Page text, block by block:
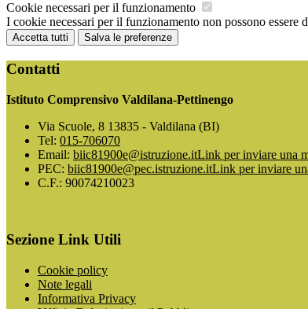
Cookie necessari per il funzionamento
I cookie necessari per il funzionamento non possono
Accetta tutti Salva le preferenze
Contatti
Istituto Comprensivo Valdilana-Pettinengo
Via Scuole, 8 13835 - Valdilana (BI)
Tel: 015-706070
Email: biic81900e@istruzione.itLink per inviare una
PEC: biic81900e@pec.istruzione.itLink per inviare
C.F.: 90074210023
Sezione Link Utili
Cookie policy
Note legali
Informativa Privacy